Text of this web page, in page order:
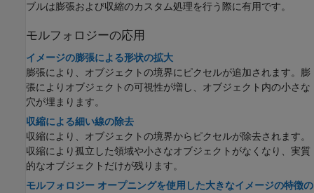
ブルは膨張および収縮のカスタム処理を行う際に有用です。
モルフォロジーの応用
イメージの膨張による形状の拡大
膨張により、オブジェクトの境界にピクセルが追加されます。膨
張によりオブジェクトの可視性が増し、オブジェクト内の小さな
穴が埋まります。
収縮による細い線の除去
収縮により、オブジェクトの境界からピクセルが除去されます。
収縮により孤立した領域や小さなオブジェクトがなくなり、実質
的なオブジェクトだけが残ります。
モルフォロジー オープニングを使用した大きなイメージの特徴の